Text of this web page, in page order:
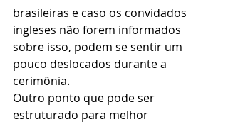
brasileiras e caso os convidados
ingleses não forem informados
sobre isso, podem se sentir um
pouco deslocados durante a
cerimônia.
Outro ponto que pode ser
estruturado para melhor